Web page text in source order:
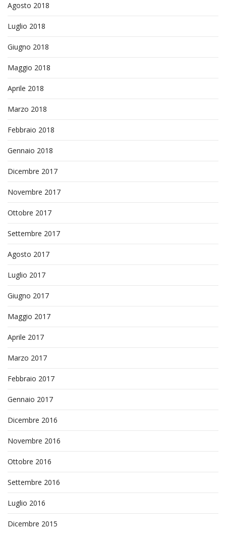
Agosto 2018
Luglio 2018
Giugno 2018
Maggio 2018
Aprile 2018
Marzo 2018
Febbraio 2018
Gennaio 2018
Dicembre 2017
Novembre 2017
Ottobre 2017
Settembre 2017
Agosto 2017
Luglio 2017
Giugno 2017
Maggio 2017
Aprile 2017
Marzo 2017
Febbraio 2017
Gennaio 2017
Dicembre 2016
Novembre 2016
Ottobre 2016
Settembre 2016
Luglio 2016
Dicembre 2015